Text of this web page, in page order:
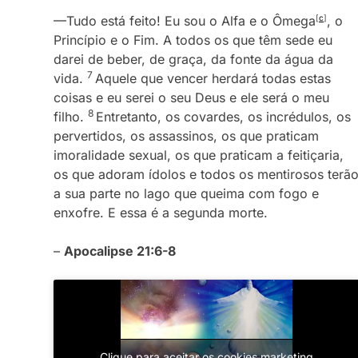
—Tudo está feito! Eu sou o Alfa e o Ômega[c], o
Princípio e o Fim. A todos os que têm sede eu
darei de beber, de graça, da fonte da água da
vida. 7 Aquele que vencer herdará todas estas
coisas e eu serei o seu Deus e ele será o meu
filho. 8 Entretanto, os covardes, os incrédulos, os
pervertidos, os assassinos, os que praticam
imoralidade sexual, os que praticam a feitiçaria,
os que adoram ídolos e todos os mentirosos terão
a sua parte no lago que queima com fogo e
enxofre. E essa é a segunda morte.
– Apocalipse 21:6-8